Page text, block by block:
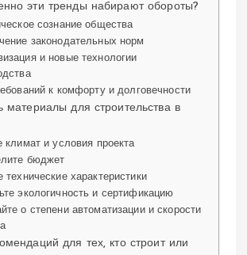
эти тренды набирают обороты?
сознание общества
законодательных норм
и новые технологии
к комфорту и долговечности
материалы для строительства в
климат и условия проекта
бюджет
технические характеристики
экологичность и сертификацию
о степени автоматизации и скорости
для тех, кто строит или